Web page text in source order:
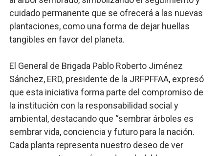
cuidado permanente que se ofrecerá a las nuevas
plantaciones, como una forma de dejar huellas
tangibles en favor del planeta.
El General de Brigada Pablo Roberto Jiménez
Sánchez, ERD, presidente de la JRFPFFAA, expresó
que esta iniciativa forma parte del compromiso de
la institución con la responsabilidad social y
ambiental, destacando que “sembrar árboles es
sembrar vida, conciencia y futuro para la nación.
Cada planta representa nuestro deseo de ver